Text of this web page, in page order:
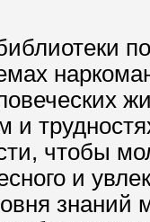
и
чтобы
и
знаний